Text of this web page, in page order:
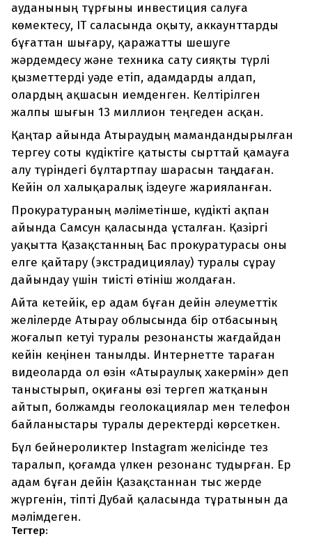
ауданының тұрғыны инвестиция салуға
көмектесу, IT саласында оқыту, аккаунттарды
бұғаттан шығару, қаражатты шешуге
жәрдемдесу және техника сату сияқты түрлі
қызметтерді уәде етіп, адамдарды алдап,
олардың ақшасын иемденген. Келтірілген
жалпы шығын 13 миллион теңгеден асқан.
Қаңтар айында Атыраудың мамандандырылған
тергеу соты күдіктіге қатысты сырттай қамауға
алу түріндегі бұлтартпау шарасын таңдаған.
Кейін ол халықаралық іздеуге жарияланған.
Прокуратураның мәліметінше, күдікті ақпан
айында Самсун қаласында ұсталған. Қазіргі
уақытта Қазақстанның Бас прокуратурасы оны
елге қайтару (экстрадициялау) туралы сұрау
дайындау үшін тиісті өтініш жолдаған.
Айта кетейік, ер адам бұған дейін әлеуметтік
желілерде Атырау облысында бір отбасының
жоғалып кетуі туралы резонансты жағдайдан
кейін кеңінен танылды. Интернетте тараған
видеоларда ол өзін «Атыраулық хакермін» деп
таныстырып, оқиғаны өзі тергеп жатқанын
айтып, болжамды геолокациялар мен телефон
байланыстары туралы деректерді көрсеткен.
Бұл бейнероликтер Instagram желісінде тез
таралып, қоғамда үлкен резонанс тудырған. Ер
адам бұған дейін Қазақстаннан тыс жерде
жүргенін, тіпті Дубай қаласында тұратынын да
мәлімдеген.
Тегтер: